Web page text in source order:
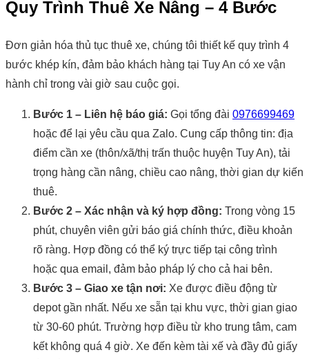
Quy Trình Thuê Xe Nâng – 4 Bước
Đơn giản hóa thủ tục thuê xe, chúng tôi thiết kế quy trình 4
bước khép kín, đảm bảo khách hàng tại Tuy An có xe vận
hành chỉ trong vài giờ sau cuộc gọi.
Bước 1 – Liên hệ báo giá: Gọi tổng đài 0976699469
hoặc để lại yêu cầu qua Zalo. Cung cấp thông tin: địa
điểm cần xe (thôn/xã/thị trấn thuộc huyện Tuy An), tải
trọng hàng cần nâng, chiều cao nâng, thời gian dự kiến
thuê.
Bước 2 – Xác nhận và ký hợp đồng: Trong vòng 15
phút, chuyên viên gửi báo giá chính thức, điều khoản
rõ ràng. Hợp đồng có thể ký trực tiếp tại công trình
hoặc qua email, đảm bảo pháp lý cho cả hai bên.
Bước 3 – Giao xe tận nơi: Xe được điều động từ
depot gần nhất. Nếu xe sẵn tại khu vực, thời gian giao
từ 30-60 phút. Trường hợp điều từ kho trung tâm, cam
kết không quá 4 giờ. Xe đến kèm tài xế và đầy đủ giấy